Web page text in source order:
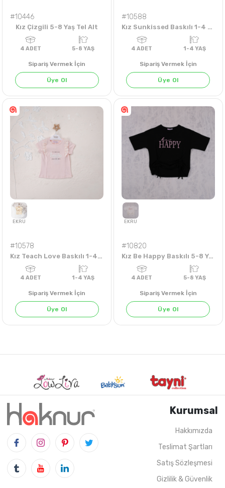
#10446
Kız Çizgili 5-8 Yaş Tel Alt
4ADET 5-8 YAŞ
Sipariş Vermek İçin
Üye Ol
#10588
Kız Sunkissed Baskılı 1-4 Yaş Badi
4ADET 1-4
Sipariş Vermek İçin
Üye Ol
#10578
Kız Teach Love Baskılı 1-4 Yaş Badi
Sipariş Vermek İçin
Üye Ol
#10820
Kız Be Happy Baskılı 5-8 Yaş Büzgülü Badi
Sipariş Vermek İçin
Üye Ol
Kurumsal
Hakkımızda
Teslimat Şartları
Satış Sözleşmesi
Gizlilik & Güvenlik